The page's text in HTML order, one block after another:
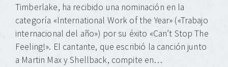
Timberlake, ha recibido una nominación en la
categoría «International Work of the Year» («Trabajo
internacional del año») por su éxito «Can’t Stop The
Feeling!». El cantante, que escribió la canción junto
a Martin Max y Shellback, compite en…